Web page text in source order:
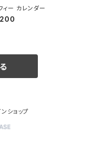
ィー カレンダー
ショップ